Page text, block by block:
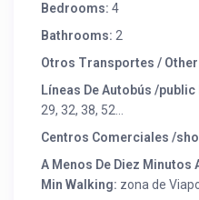
Bedrooms: 4
Bathrooms: 2
Otros Transportes /
Líneas De Autobús /public
29, 32, 38, 52…
Centros Comerciales /
A Menos De Diez Minutos
Min Walking: zona de